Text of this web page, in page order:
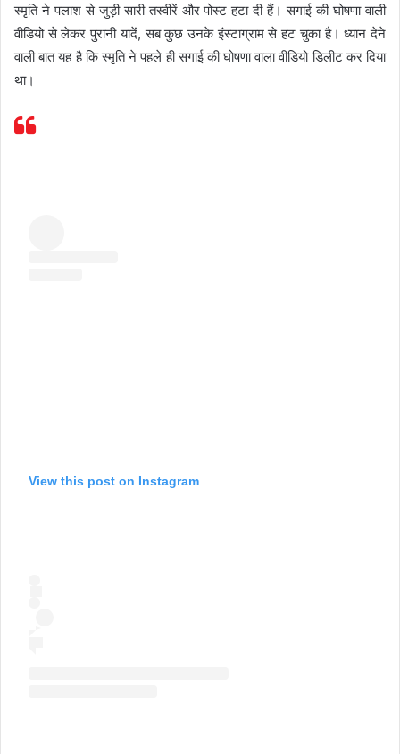
स्मृति ने पलाश से जुड़ी सारी तस्वीरें और पोस्ट हटा दी हैं। सगाई की घोषणा वाली
वीडियो से लेकर पुरानी यादें, सब कुछ उनके इंस्टाग्राम से हट चुका है। ध्यान देने
वाली बात यह है कि स्मृति ने पहले ही सगाई की घोषणा वाला वीडियो डिलीट कर दिया
था।
View this post on Instagram